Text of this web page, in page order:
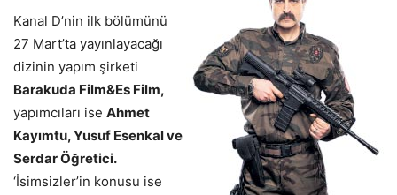
Kanal D’nin ilk bölümünü
27 Mart’ta yayınlayacağı
dizinin yapım şirketi
Barakuda Film&Es Film,
yapımcıları ise Ahmet
Kayımtu, Yusuf Esenkal ve
Serdar Öğretici.
‘İsimsizler’in konusu ise